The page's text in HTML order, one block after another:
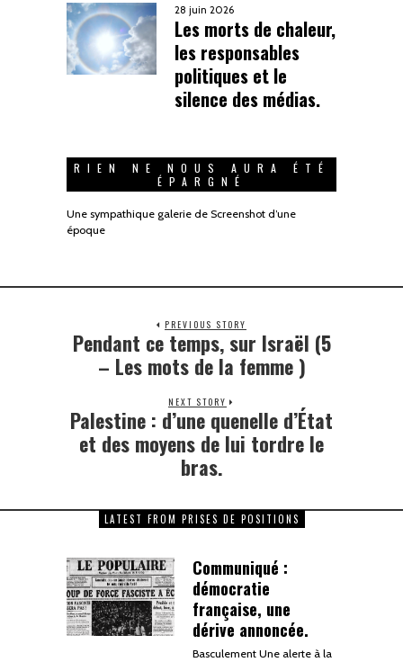
28 juin 2026
Les morts de chaleur,
les responsables
politiques et le
silence des médias.
RIEN NE NOUS AURA ÉTÉ
ÉPARGNÉ
Une sympathique galerie de Screenshot d’une
époque
PREVIOUS STORY
Pendant ce temps, sur Israël (5
– Les mots de la femme )
NEXT STORY
Palestine : d’une quenelle d’État
et des moyens de lui tordre le
bras.
LATEST FROM PRISES DE POSITIONS
Communiqué :
démocratie
française, une
dérive annoncée.
Basculement Une alerte à la